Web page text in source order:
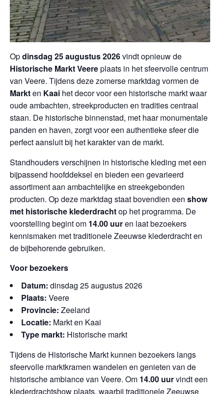
Opdinsdag 25 augustus 2026vindt opnieuw de
Historische Markt Veereplaats in het sfeervolle centrum
van Veere. Tijdens deze zomerse marktdag vormen de
Markten Kaai het decor voor een historische markt waar
oude ambachten, streekproducten en tradities centraal
staan. De historische binnenstad, met haar monumentale
panden en haven, zorgt voor een authentieke sfeer die
perfect aansluit bij het karakter van de markt.
Standhouders verschijnen in historische kleding met een
bijpassend hoofddeksel en bieden een gevarieerd
assortiment aan ambachtelijke en streekgebonden
producten. Op deze marktdag staat bovendien een show
met historische klederdrachtop het programma. De
voorstelling begint om 14.00 uuren laat bezoekers
kennismaken met traditionele Zeeuwse klederdracht en
de bijbehorende gebruiken.
Voor bezoekers
Datum: dinsdag 25 augustus 2026
Plaats: Veere
Provincie: Zeeland
Locatie: Markt en Kaai
Type markt: Historische markt
Tijdens de Historische Markt kunnen bezoekers langs
sfeervolle marktkramen wandelen en genieten van de
historische ambiance van Veere. Om 14.00 uurvindt een
klederdrachtshow plaats, waarbij traditionele Zeeuwse